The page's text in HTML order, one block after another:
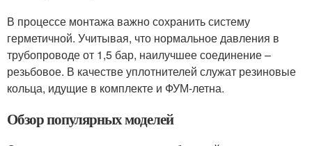
В процессе монтажа важно сохранить систему
герметичной. Учитывая, что нормальное давления в
трубопроводе от 1,5 бар, наилучшее соединение –
резьбовое. В качестве уплотнителей служат резиновые
кольца, идущие в комплекте и ФУМ-летна.
Обзор популярных моделей